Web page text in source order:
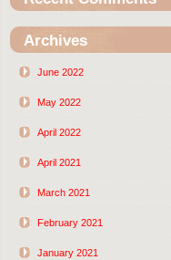
Archives
June 2022
May 2022
April 2022
April 2021
March 2021
February 2021
January 2021